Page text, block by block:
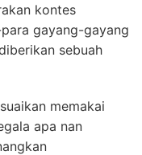
kontes
gayang-gayang
sebuah
memakai
apa nan